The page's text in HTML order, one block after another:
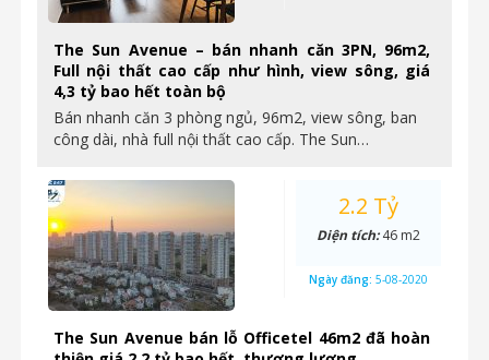
The Sun Avenue – bán nhanh căn 3PN, 96m2,
Full nội thất cao cấp như hình, view sông, giá
4,3 tỷ bao hết toàn bộ
Bán nhanh căn 3 phòng ngủ, 96m2, view sông, ban
công dài, nhà full nội thất cao cấp. The Sun…
The Sun Avenue bán lỗ Officetel 46m2 đã hoàn
2.2 Tỷ
Diện tích:46 m2
Ngày đăng: 5-08-2020